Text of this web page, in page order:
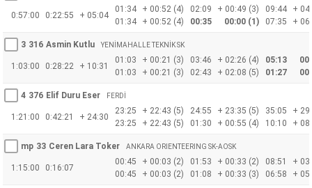
0:57:00 0:22:55 + 05:04
01:34
01:34
+ 00:52 (4)
+ 00:52 (4)
02:09
00:35
+ 00:49 (3)
00:00 (1)
09:44
07:35
+
+
3 316 Asmin KutluYENİMAHALLE TEKNİK SK
1:03:00 0:28:22 + 10:31
01:03
01:03
+ 00:21 (3)
+ 00:21 (3)
03:46
02:43
+ 02:26 (4)
+ 02:08 (5)
05:13
01:27
4 376 Elif Duru Eser FERDİ
1:21:00 0:42:21 + 24:30
23:25
23:25
+ 22:43 (5)
+ 22:43 (5)
24:55
01:30
+ 23:35 (5)
+ 00:55 (4)
35:05
10:10
+
+
mp 33 Ceren Lara Toker ANKARA ORIENTEERING SK-AOSK
1:15:00 0:16:07
00:45
00:45
+ 00:03 (2)
+ 00:03 (2)
01:53
01:08
+ 00:33 (2)
+ 00:33 (3)
08:51
06:58
+
+